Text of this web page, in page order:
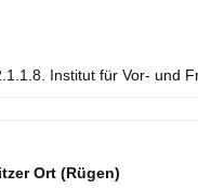
Institut für Vor- und
Ort (Rügen)